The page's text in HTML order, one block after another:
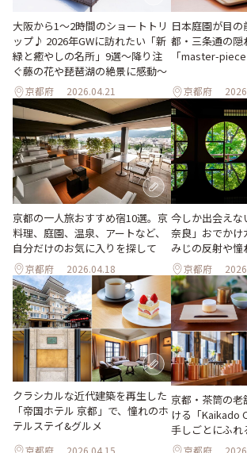
大阪から1〜2時間のショートトリ
ップ♪ 2026年GWに訪れたい「新
緑と癒やしの名所」9選～降り注
ぐ藤の花や琵琶湖の絶景に感動～
京都府 2026.04.21
日本庭園が目
都・三条通の隠
「master-
京都府
京都の一人旅おすすめ宿10選。京
料理、庭園、温泉、アートなど、
自分だけのお気に入りを探して
京都府 2026.04.18
今しか出会えな
奈良」おでかけ
みじの反射や
京都府
クラシカルな近代建築を再生した
「帝国ホテル 京都」で、憧れのホ
テルステイ&グルメ
京都府 2026.04.15
京都・茶筒の
ける「Kaikado
手しごとにふれ
京都府